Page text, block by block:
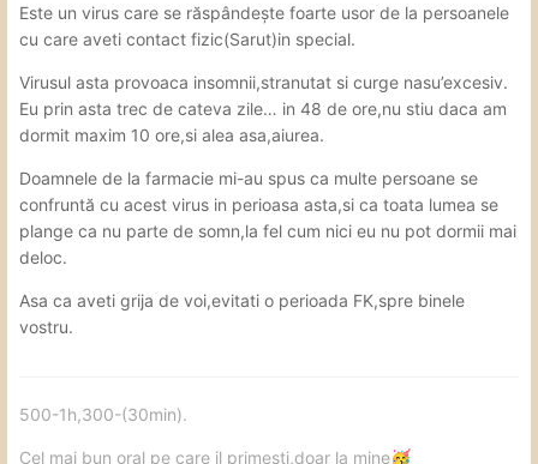
Este un virus care se răspândește foarte usor de la persoanele
cu care aveti contact fizic(Sarut)in special.
Virusul asta provoaca insomnii,stranutat si curge nasu’excesiv.
Eu prin asta trec de cateva zile… in 48 de ore,nu stiu daca am
dormit maxim 10 ore,si alea asa,aiurea.
Doamnele de la farmacie mi-au spus ca multe persoane se
confruntă cu acest virus in perioasa asta,si ca toata lumea se
plange ca nu parte de somn,la fel cum nici eu nu pot dormii mai
deloc.
Asa ca aveti grija de voi,evitati o perioada FK,spre binele
vostru.
500-1h,300-(30min).
Cel mai bun oral pe care il primesti,doar la mine🥳